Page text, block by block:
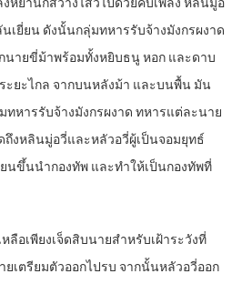
เยี่ยน ดังนั้นกลุ่มทหารรับจ้างมังกรผงาด
นายขี่ม้าพร้อมทั้งหยิบธนู หอก และดาบ
ะยะไกล จากบนหลังม้า และบนพื้น มัน
ทหารรับจ้างมังกรผงาด ทหารแต่ละนาย
งหลินมู่อวี่และหลัวอวี่ผู้เป็นจอมยุทธ์
นขึ้นนำกองทัพ และทำให้เป็นกองทัพที่
ลือเพียงเจ็ดสิบนายสำหรับเฝ้าระวังที่
เตรียมตัวออกไปรบ จากนั้นหลัวอวี่ออก